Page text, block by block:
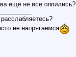
еще не все
не напрягаемся